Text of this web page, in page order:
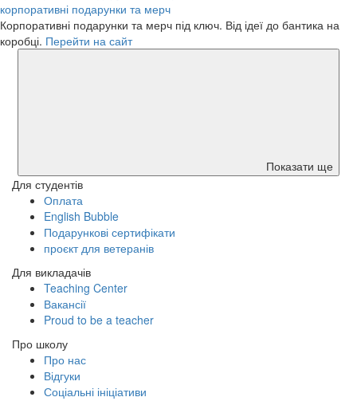
корпоративні подарунки та мерч
Корпоративні подарунки та мерч під ключ. Від ідеї до бантика на
коробці. Перейти на сайт
Показати ще
Для студентів
Оплата
English Bubble
Подарункові сертифікати
проєкт для ветеранів
Для викладачів
Teaching Center
Вакансії
Proud to be a teacher
Про школу
Про нас
Відгуки
Соціальні ініціативи